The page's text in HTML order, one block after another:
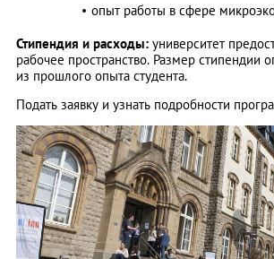
опыт работы в сфере
Стипендия и расходы: университет
рабочее пространство. Размер стипендии
из прошлого опыта студента.
Подать заявку и узнать подробности